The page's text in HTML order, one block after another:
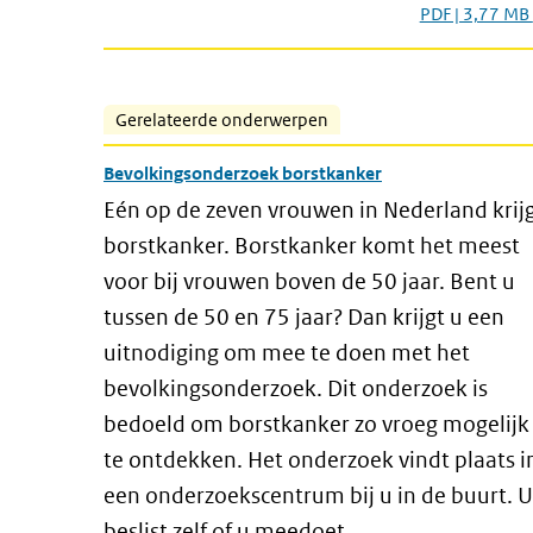
PDF | 3,77 MB
Gerelateerde onderwerpen
Bevolkingsonderzoek borstkanker
Eén op de zeven vrouwen in Nederland
borstkanker. Borstkanker komt het meest
voor bij vrouwen boven de 50 jaar. Bent u
tussen de 50 en 75 jaar? Dan krijgt u een
uitnodiging om mee te doen met het
bevolkingsonderzoek. Dit onderzoek is
bedoeld om borstkanker zo vroeg mogelijk
te ontdekken. Het onderzoek vindt plaats
een onderzoekscentrum bij u in de buurt. U